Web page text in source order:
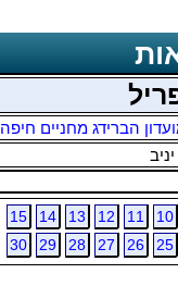
הברידג מחניים חיפה
10
11
12
13
14
15
25
26
27
28
29
30